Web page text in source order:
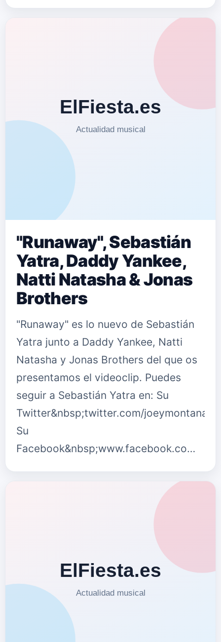
"Runaway", Sebastián
Yatra, Daddy Yankee,
Natti Natasha & Jonas
Brothers
"Runaway" es lo nuevo de Sebastián
Yatra junto a Daddy Yankee, Natti
Natasha y Jonas Brothers del que os
presentamos el videoclip. Puedes
seguir a Sebastián Yatra en: Su
Twitter&nbsp;twitter.com/joeymontanat
Su
Facebook&nbsp;www.facebook.co…